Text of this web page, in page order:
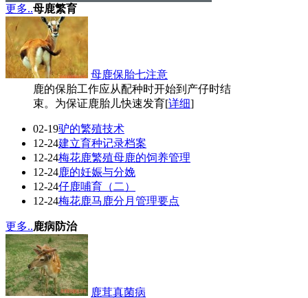
更多..母鹿繁育
母鹿保胎七注意
鹿的保胎工作应从配种时开始到产仔时结
束。为保证鹿胎儿快速发育[详细]
02-19驴的繁殖技术
12-24建立育种记录档案
12-24梅花鹿繁殖母鹿的饲养管理
12-24鹿的妊娠与分娩
12-24仔鹿哺育（二）
12-24梅花鹿马鹿分月管理要点
更多..鹿病防治
鹿茸真菌病